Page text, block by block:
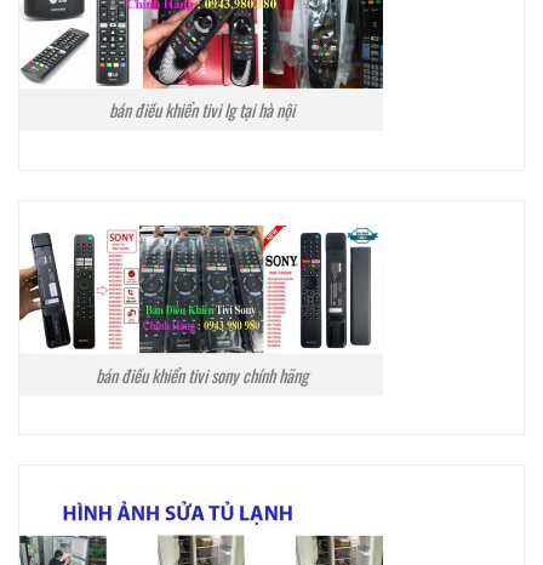
bán điều khiển tivi lg tại hà nội
bán điều khiển tivi sony chính hãng